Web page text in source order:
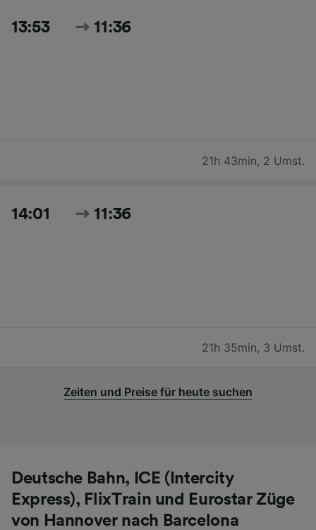
13:53 11:36
21h 43min, 2 Umst.
14:01 11:36
21h 35min, 3 Umst.
Zeiten und Preise für heute suchen
Deutsche Bahn, ICE (Intercity
Express), FlixTrain und Eurostar Züge
von Hannover nach Barcelona